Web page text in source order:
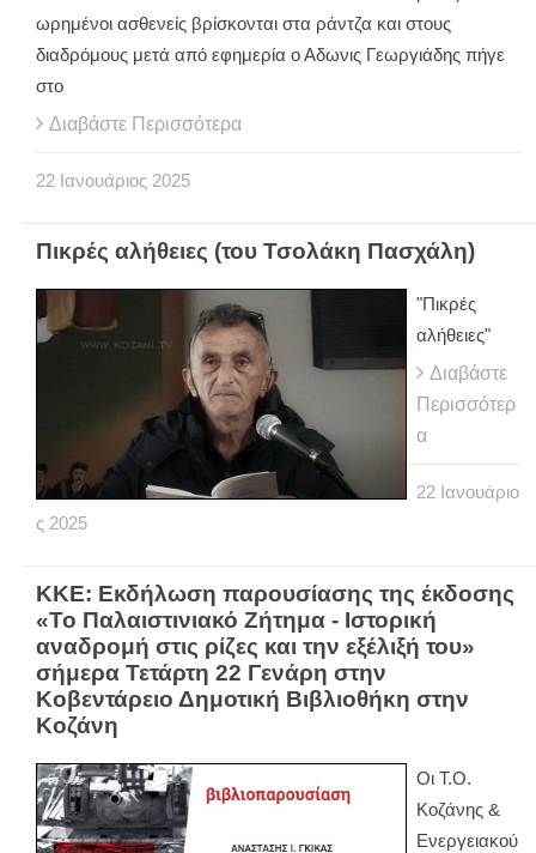
ωρημένοι ασθενείς βρίσκονται στα ράντζα και στους
διαδρόμους μετά από εφημερία ο Αδωνις Γεωργιάδης πήγε
στο
Διαβάστε Περισσότερα
22 Ιανουάριος 2025
Πικρές αλήθειες (του Τσολάκη Πασχάλη)
"Πικρές
αλήθειες"
Διαβάστε
Περισσότερ
α
22 Ιανουάριο
ς 2025
ΚΚΕ: Εκδήλωση παρουσίασης της έκδοσης
«Το Παλαιστινιακό Ζήτημα - Ιστορική
αναδρομή στις ρίζες και την εξέλιξή του»
σήμερα Τετάρτη 22 Γενάρη στην
Κοβεντάρειο Δημοτική Βιβλιοθήκη στην
Κοζάνη
Οι Τ.Ο.
Κοζάνης &
Ενεργειακού